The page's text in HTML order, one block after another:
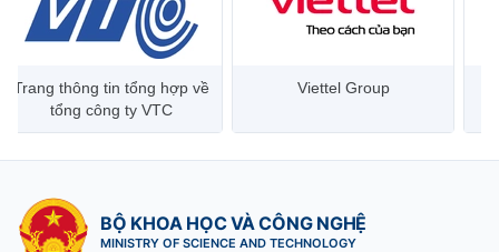
Trang thông tin tổng hợp về
tổng công ty VTC
Viettel Group
BỘ KHOA HỌC VÀ CÔNG NGHỆ
MINISTRY OF SCIENCE AND TECHNOLOGY